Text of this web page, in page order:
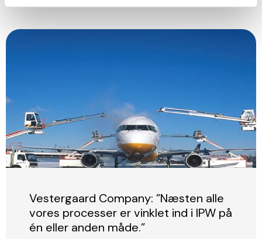
Vestergaard Company: ”Næsten alle
vores processer er vinklet ind i IPW på
én eller anden måde.”